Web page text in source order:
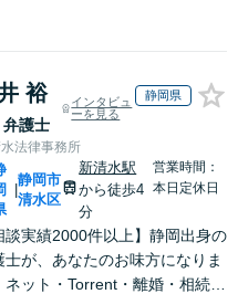
裕
弁護士
インタビュ
ーを見る
静岡県
法律事務所
静岡市
清水区
新清水駅
から徒歩4
分
営業時間：
本日定休日
談実績2000件以上】静岡出身の
士が、あなたのお味方になりま
ネット・Torrent・離婚・相続・